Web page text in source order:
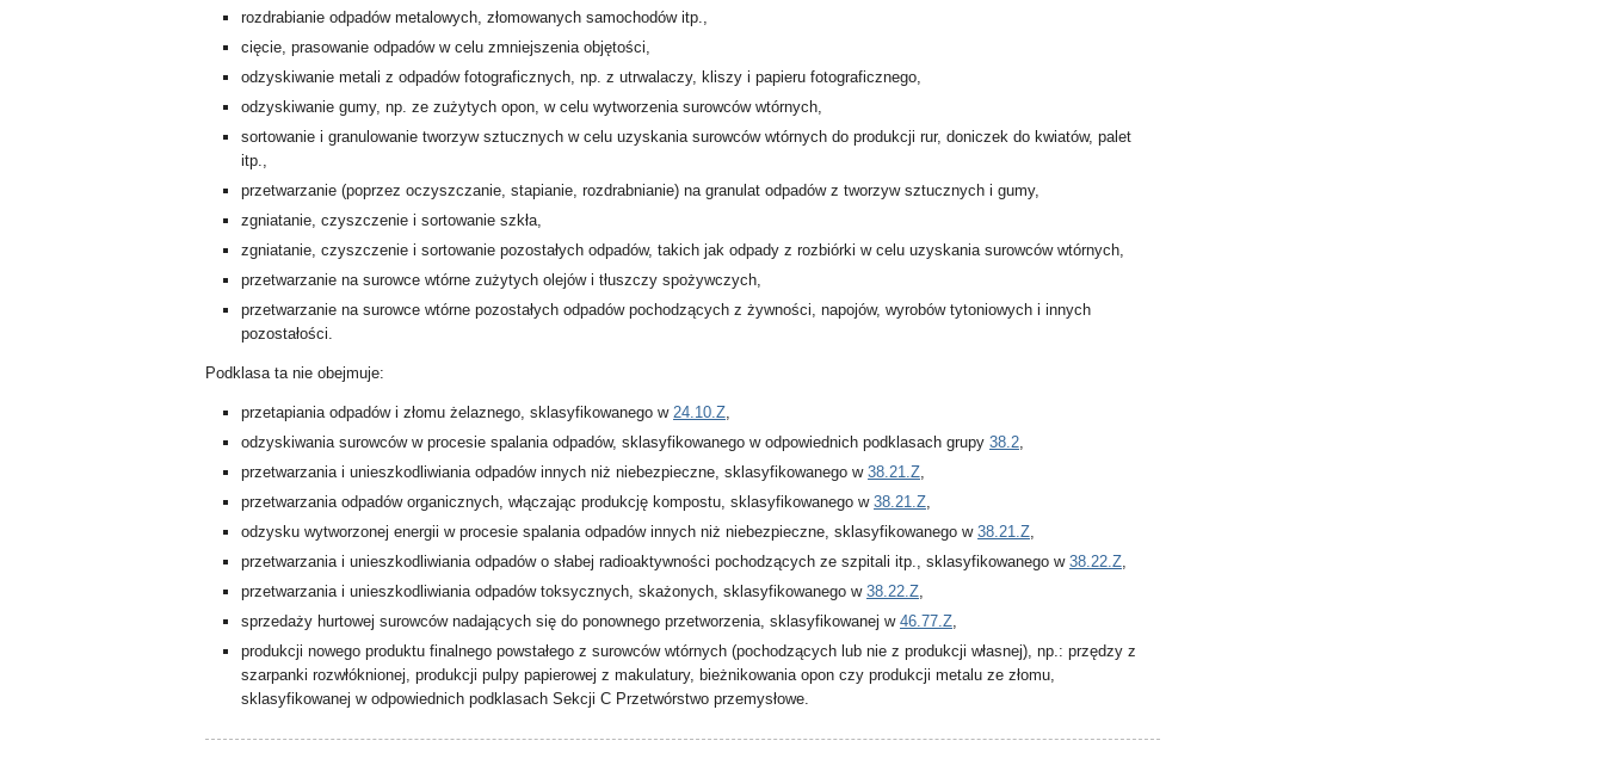
rozdrabianie odpadów metalowych, złomowanych samochodów itp.,
cięcie, prasowanie odpadów w celu zmniejszenia objętości,
odzyskiwanie metali z odpadów fotograficznych, np. z utrwalaczy, kliszy i papieru fotograficznego,
odzyskiwanie gumy, np. ze zużytych opon, w celu wytworzenia surowców wtórnych,
sortowanie i granulowanie tworzyw sztucznych w celu uzyskania surowców wtórnych do produkcji rur, doniczek do kwiatów, palet
itp.,
przetwarzanie (poprzez oczyszczanie, stapianie, rozdrabnianie) na granulat odpadów z tworzyw sztucznych i gumy,
zgniatanie, czyszczenie i sortowanie szkła,
zgniatanie, czyszczenie i sortowanie pozostałych odpadów, takich jak odpady z rozbiórki w celu uzyskania surowców wtórnych,
przetwarzanie na surowce wtórne zużytych olejów i tłuszczy spożywczych,
przetwarzanie na surowce wtórne pozostałych odpadów pochodzących z żywności, napojów, wyrobów tytoniowych i innych
pozostałości.
Podklasa ta nie obejmuje:
przetapiania odpadów i złomu żelaznego, sklasyfikowanego w 24.10.Z,
odzyskiwania surowców w procesie spalania odpadów, sklasyfikowanego w odpowiednich podklasach grupy 38.2,
przetwarzania i unieszkodliwiania odpadów innych niż niebezpieczne, sklasyfikowanego w 38.21.Z,
przetwarzania odpadów organicznych, włączając produkcję kompostu, sklasyfikowanego w 38.21.Z,
odzysku wytworzonej energii w procesie spalania odpadów innych niż niebezpieczne, sklasyfikowanego w 38.21.Z,
przetwarzania i unieszkodliwiania odpadów o słabej radioaktywności pochodzących ze szpitali itp., sklasyfikowanego w 38.22.Z,
przetwarzania i unieszkodliwiania odpadów toksycznych, skażonych, sklasyfikowanego w 38.22.Z,
sprzedaży hurtowej surowców nadających się do ponownego przetworzenia, sklasyfikowanej w 46.77.Z,
produkcji nowego produktu finalnego powstałego z surowców wtórnych (pochodzących lub nie z produkcji własnej), np.: przędzy z
szarpanki rozwłóknionej, produkcji pulpy papierowej z makulatury, bieżnikowania opon czy produkcji metalu ze złomu,
sklasyfikowanej w odpowiednich podklasach Sekcji C Przetwórstwo przemysłowe.